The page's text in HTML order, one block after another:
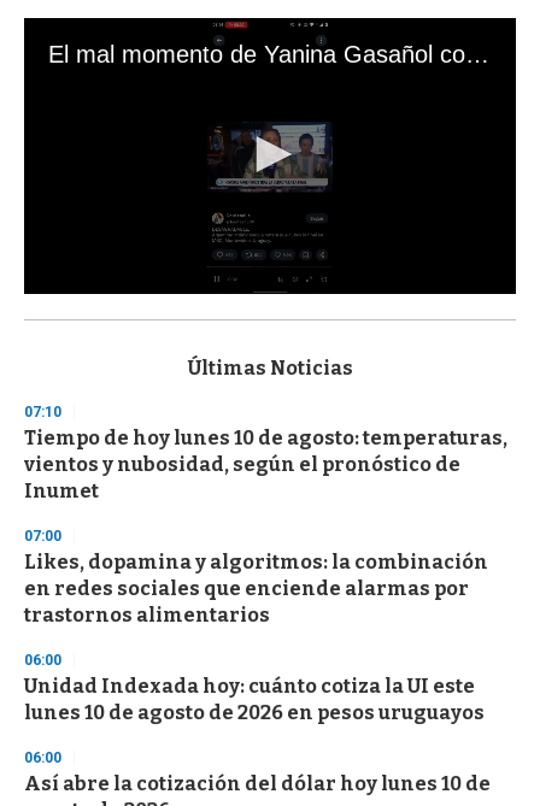
El mal momento de Yanina Gasañol con un hincha argentino en "Subrayado"
s
d
s
o
f
3
s
e
c
o
n
Últimas Noticias
07:10
Tiempo de hoy lunes 10 de agosto: temperaturas,
vientos y nubosidad, según el pronóstico de
Inumet
07:00
Likes, dopamina y algoritmos: la combinación
en redes sociales que enciende alarmas por
trastornos alimentarios
06:00
Unidad Indexada hoy: cuánto cotiza la UI este
lunes 10 de agosto de 2026 en pesos uruguayos
06:00
Así abre la cotización del dólar hoy lunes 10 de